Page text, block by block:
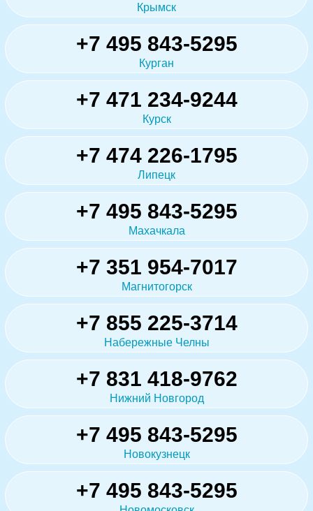
Крымск
+7 495 843-5295
Курган
+7 471 234-9244
Курск
+7 474 226-1795
Липецк
+7 495 843-5295
Махачкала
+7 351 954-7017
Магнитогорск
+7 855 225-3714
Набережные Челны
+7 831 418-9762
Нижний Новгород
+7 495 843-5295
Новокузнецк
+7 495 843-5295